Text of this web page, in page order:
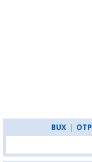
BUX | OTP